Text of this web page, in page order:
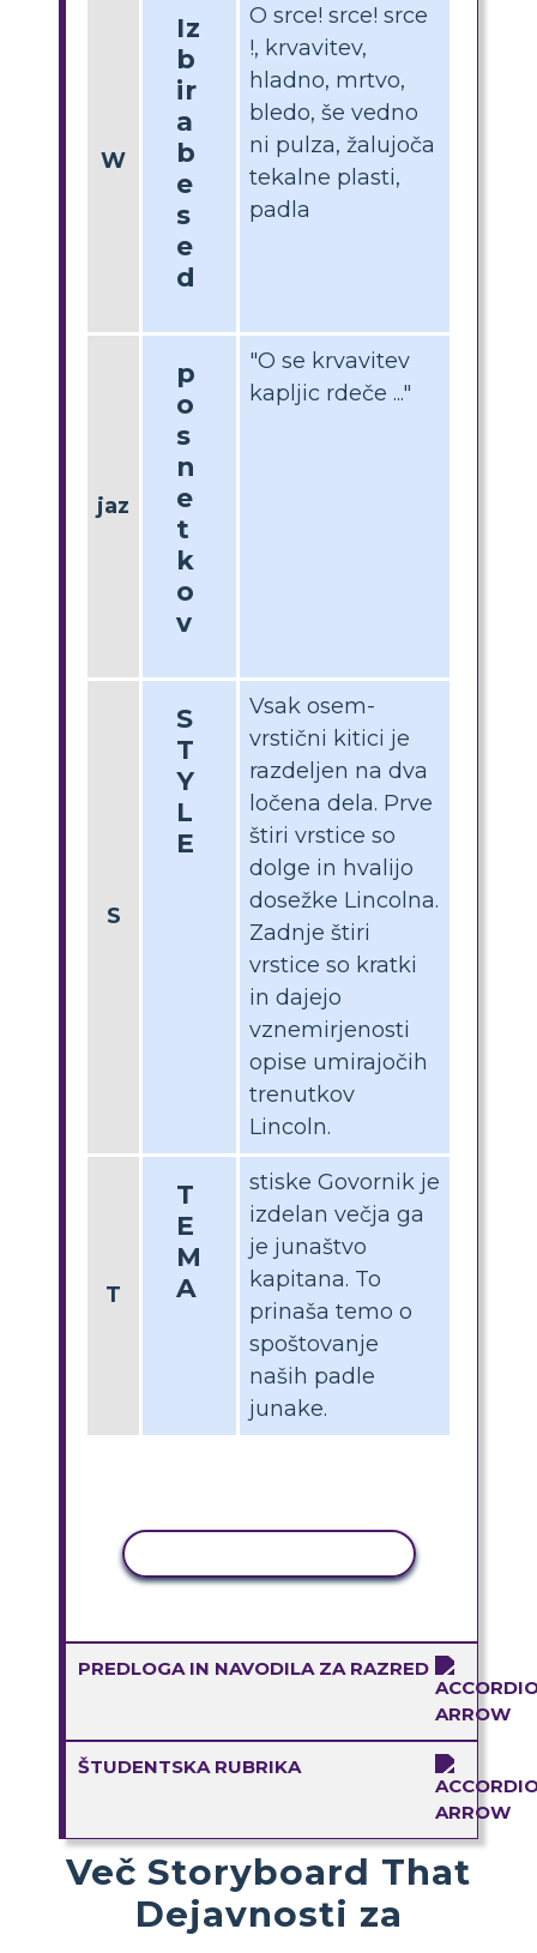
W
Iz
b
ir
a
b
e
s
e
d
O srce! srce! srce
!, krvavitev,
hladno, mrtvo,
bledo, še vedno
ni pulza, žalujoča
tekalne plasti,
padla
jaz
p
o
s
n
e
t
k
o
v
"O se krvavitev
kapljic rdeče ..."
S
S
T
Y
L
E
Vsak osem-
vrstični kitici je
razdeljen na dva
ločena dela. Prve
štiri vrstice so
dolge in hvalijo
dosežke Lincolna.
Zadnje štiri
vrstice so kratki
in dajejo
vznemirjenosti
opise umirajočih
trenutkov
Lincoln.
T
T
E
M
A
stiske Govornik je
izdelan večja ga
je junaštvo
kapitana. To
prinaša temo o
spoštovanje
naših padle
junake.
PREDLOGA IN NAVODILA ZA RAZRED
ŠTUDENTSKA RUBRIKA
Več Storyboard That
Dejavnosti za